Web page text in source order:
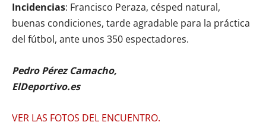
Incidencias: Francisco Peraza, césped natural,
buenas condiciones, tarde agradable para la práctica
del fútbol, ante unos 350 espectadores.
Pedro Pérez Camacho,
ElDeportivo.es
VER LAS FOTOS DEL ENCUENTRO.